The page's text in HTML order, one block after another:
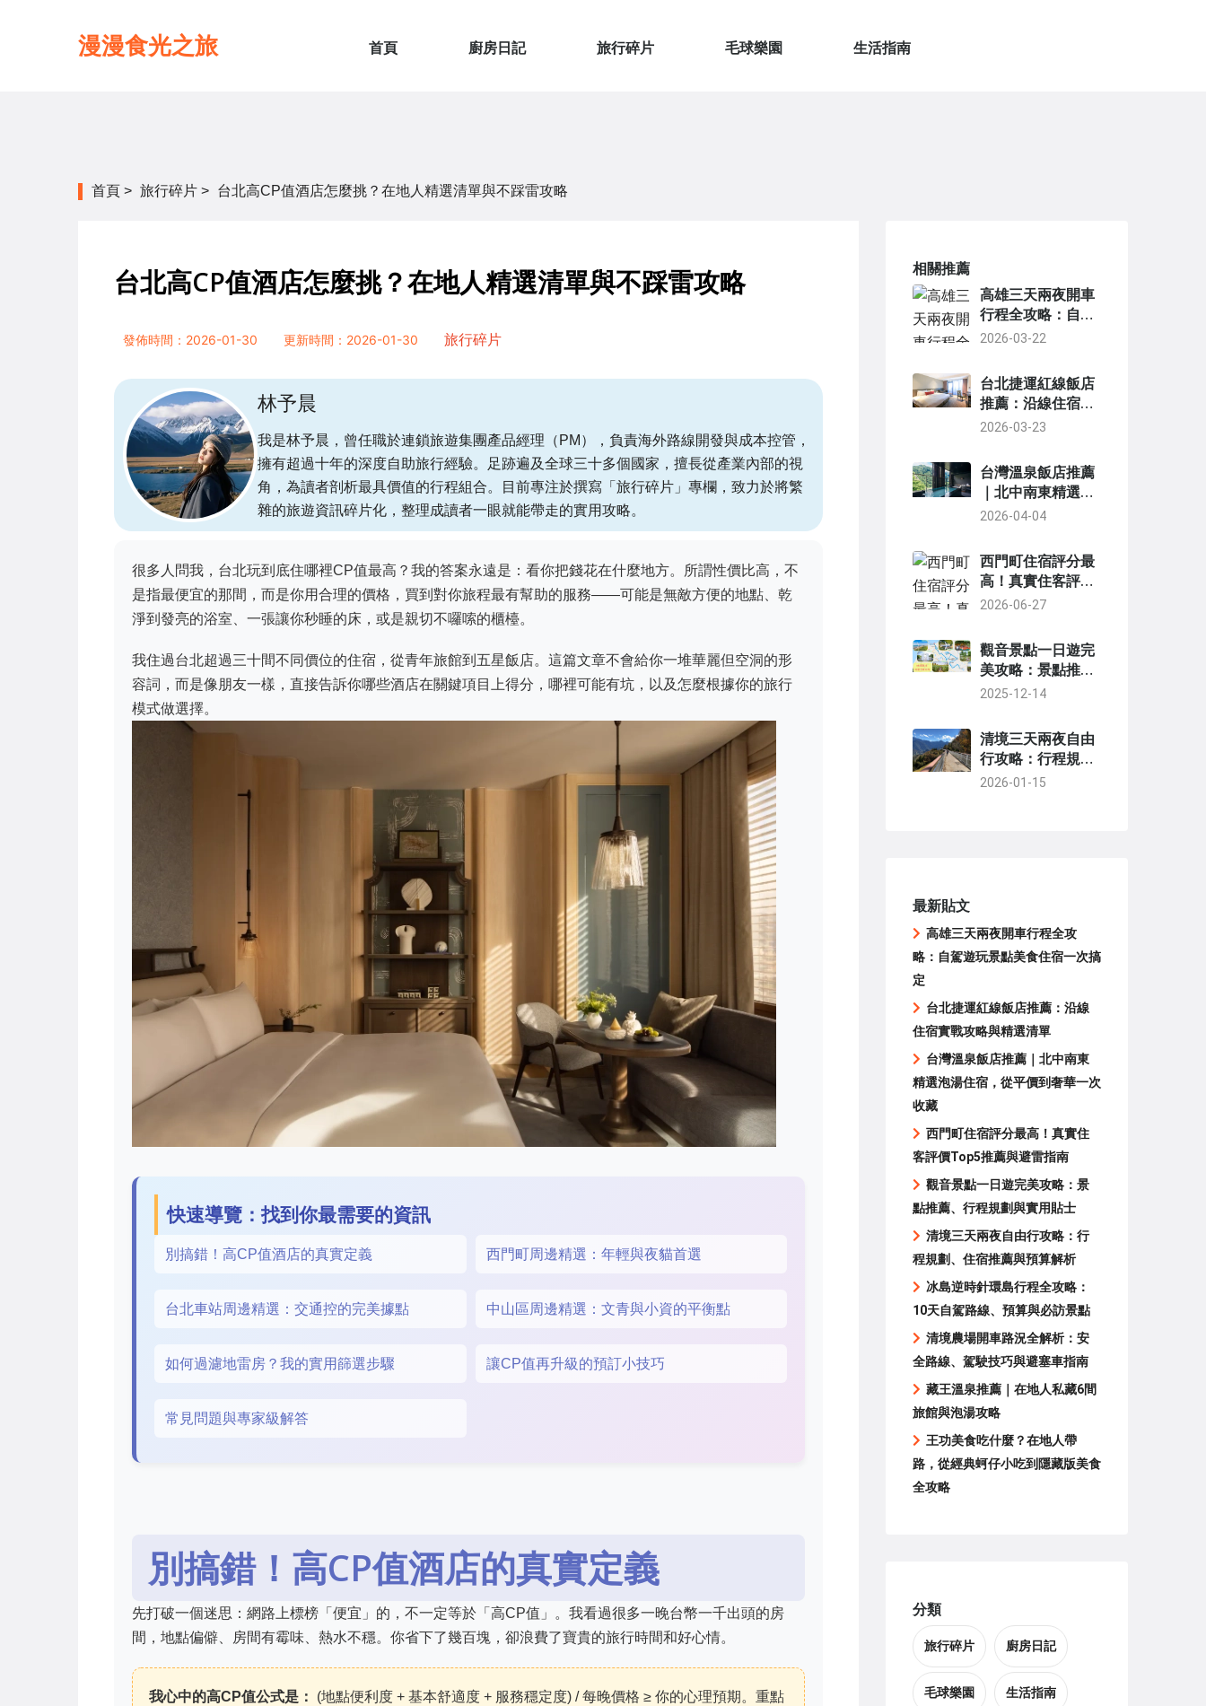
漫漫食光之旅 首頁 廚房日記 旅行碎片 毛球樂園 生活指南
首頁 > 旅行碎片 > 台北高CP值酒店怎麼挑？在地人精選清單與不踩雷攻略
台北高CP值酒店怎麼挑？在地人精選清單與不踩雷攻略
發佈時間：2026-01-30 更新時間：2026-01-30 旅行碎片
林予晨
我是林予晨，曾任職於連鎖旅遊集團產品經理（PM），負責海外路線開發與成本控管，
擁有超過十年的深度自助旅行經驗。足跡遍及全球三十多個國家，擅長從產業內部的視
角，為讀者剖析最具價值的行程組合。目前專注於撰寫「旅行碎片」專欄，致力於將繁
雜的旅遊資訊碎片化，整理成讀者一眼就能帶走的實用攻略。
很多人問我，台北玩到底住哪裡CP值最高？我的答案永遠是：看你把錢花在什麼地方。所謂性價比高，不
是指最便宜的那間，而是你用合理的價格，買到對你旅程最有幫助的服務——可能是無敵方便的地點、乾
淨到發亮的浴室、一張讓你秒睡的床，或是親切不囉嗦的櫃檯。
我住過台北超過三十間不同價位的住宿，從青年旅館到五星飯店。這篇文章不會給你一堆華麗但空洞的形
容詞，而是像朋友一樣，直接告訴你哪些酒店在關鍵項目上得分，哪裡可能有坑，以及怎麼根據你的旅行
模式做選擇。
快速導覽：找到你最需要的資訊
別搞錯！高CP值酒店的真實定義 西門町周邊精選：年輕與夜貓首選
台北車站周邊精選：交通控的完美據點 中山區周邊精選：文青與小資的平衡點
如何過濾地雷房？我的實用篩選步驟 讓CP值再升級的預訂小技巧
常見問題與專家級解答
別搞錯！高CP值酒店的真實定義
先打破一個迷思：網路上標榜「便宜」的，不一定等於「高CP值」。我看過很多一晚台幣一千出頭的房
間，地點偏僻、房間有霉味、熱水不穩。你省下了幾百塊，卻浪費了寶貴的旅行時間和好心情。
我心中的高CP值公式是：
(地點便利度 + 基本舒適度 + 服務穩定度) / 每晚價格 ≥ 你的心理預期。重點
相關推薦
高雄三天兩夜開車
行程全攻略：自駕
遊玩景點美食住宿
2026-03-22
台北捷運紅線飯店
推薦：沿線住宿實
戰攻略與精選清單
2026-03-23
台灣溫泉飯店推薦
｜北中南東精選泡
湯住宿，從平價到
2026-04-04
西門町住宿評分最
高！真實住客評價
Top5推薦與避雷
2026-06-27
觀音景點一日遊完
美攻略：景點推
薦、行程規劃與實
2025-12-14
清境三天兩夜自由
行攻略：行程規
劃、住宿推薦與預
2026-01-15
最新貼文
高雄三天兩夜開車行程全攻
略：自駕遊玩景點美食住宿一次搞
定
台北捷運紅線飯店推薦：沿線
住宿實戰攻略與精選清單
台灣溫泉飯店推薦｜北中南東
精選泡湯住宿，從平價到奢華一次
收藏
西門町住宿評分最高！真實住
客評價Top5推薦與避雷指南
觀音景點一日遊完美攻略：景
點推薦、行程規劃與實用貼士
清境三天兩夜自由行攻略：行
程規劃、住宿推薦與預算解析
冰島逆時針環島行程全攻略：
10天自駕路線、預算與必訪景點
清境農場開車路況全解析：安
全路線、駕駛技巧與避塞車指南
藏王溫泉推薦｜在地人私藏6間
旅館與泡湯攻略
王功美食吃什麼？在地人帶
路，從經典蚵仔小吃到隱藏版美食
全攻略
分類
旅行碎片 廚房日記
毛球樂園 生活指南